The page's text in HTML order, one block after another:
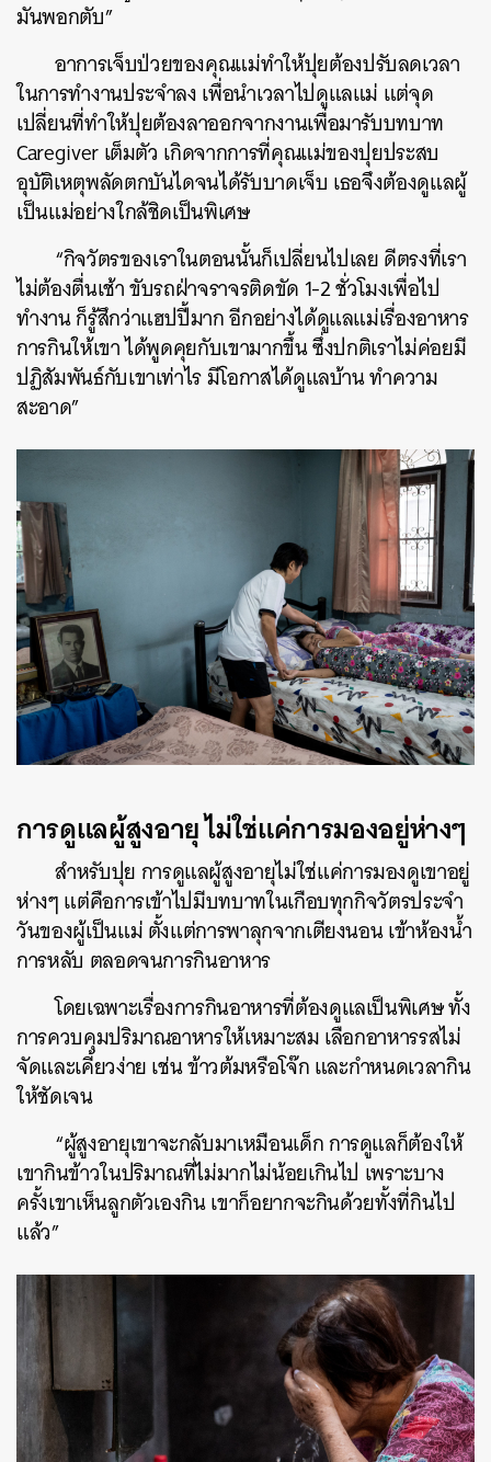
มันพอกตับ”
อาการเจ็บป่วยของคุณแม่ทำให้ปุยต้องปรับลดเวลา
ในการทำงานประจำลง เพื่อนำเวลาไปดูแลแม่ แต่จุด
เปลี่ยนที่ทำให้ปุยต้องลาออกจากงานเพื่อมารับบทบาท
Caregiver เต็มตัว เกิดจากการที่คุณแม่ของปุยประสบ
อุบัติเหตุพลัดตกบันไดจนได้รับบาดเจ็บ เธอจึงต้องดูแลผู้
เป็นแม่อย่างใกล้ชิดเป็นพิเศษ
“กิจวัตรของเราในตอนนั้นก็เปลี่ยนไปเลย ดีตรงที่เรา
ไม่ต้องตื่นเช้า ขับรถฝ่าจราจรติดขัด 1-2 ชั่วโมงเพื่อไป
ทำงาน ก็รู้สึกว่าแฮปปี้มาก อีกอย่างได้ดูแลแม่เรื่องอาหาร
การกินให้เขา ได้พูดคุยกับเขามากขึ้น ซึ่งปกติเราไม่ค่อยมี
ปฏิสัมพันธ์กับเขาเท่าไร มีโอกาสได้ดูแลบ้าน ทำความ
สะอาด”
การดูแลผู้สูงอายุ ไม่ใช่แค่การมองอยู่ห่างๆ
สำหรับปุย การดูแลผู้สูงอายุไม่ใช่แค่การมองดูเขาอยู่
ห่างๆ แต่คือการเข้าไปมีบทบาทในเกือบทุกกิจวัตรประจำ
วันของผู้เป็นแม่ ตั้งแต่การพาลุกจากเตียงนอน เข้าห้องน้ำ
การหลับ ตลอดจนการกินอาหาร
โดยเฉพาะเรื่องการกินอาหารที่ต้องดูแลเป็นพิเศษ ทั้ง
การควบคุมปริมาณอาหารให้เหมาะสม เลือกอาหารรสไม่
จัดและเคี้ยวง่าย เช่น ข้าวต้มหรือโจ๊ก และกำหนดเวลากิน
ให้ชัดเจน
“ผู้สูงอายุเขาจะกลับมาเหมือนเด็ก การดูแลก็ต้องให้
เขากินข้าวในปริมาณที่ไม่มากไม่น้อยเกินไป เพราะบาง
ครั้งเขาเห็นลูกตัวเองกิน เขาก็อยากจะกินด้วยทั้งที่กินไป
แล้ว”